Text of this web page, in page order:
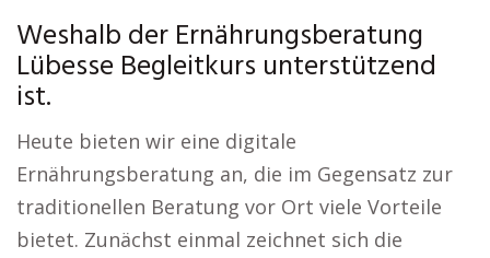
Weshalb der Ernährungsberatung
Lübesse Begleitkurs unterstützend
ist.
Heute bieten wir eine digitale
Ernährungsberatung an, die im Gegensatz zur
traditionellen Beratung vor Ort viele Vorteile
bietet. Zunächst einmal zeichnet sich die